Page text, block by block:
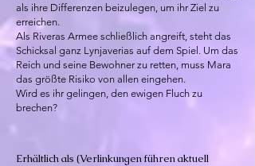
als ihre Differenzen beizulegen, um ihr Ziel zu
erreichen.
Als Riveras Armee schließlich angreift, steht das
Schicksal ganz Lynjaverias auf dem Spiel. Um das
Reich und seine Bewohner zu retten, muss Mara
das größte Risiko von allen eingehen.
Wird es ihr gelingen, den ewigen Fluch zu
brechen?
Erhältlich als (Verlinkungen führen aktuell